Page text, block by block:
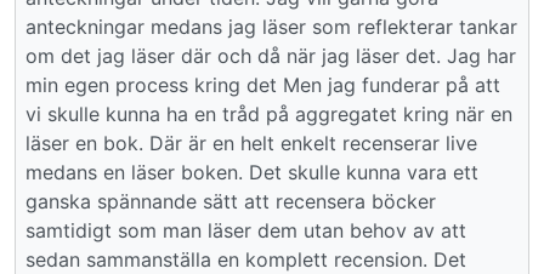
anteckningar medans jag läser som reflekterar tankar
om det jag läser där och då när jag läser det. Jag har
min egen process kring det Men jag funderar på att
vi skulle kunna ha en tråd på aggregatet kring när en
läser en bok. Där är en helt enkelt recenserar live
medans en läser boken. Det skulle kunna vara ett
ganska spännande sätt att recensera böcker
samtidigt som man läser dem utan behov av att
sedan sammanställa en komplett recension. Det